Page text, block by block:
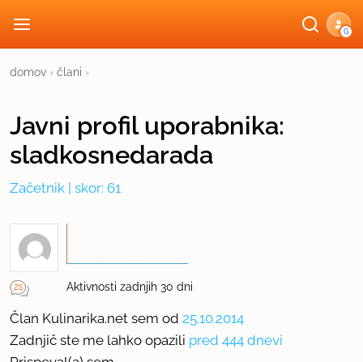
G
domov › člani ›
Javni profiluporabnika:
sladkosnedarada
Začetnik | skor: 61
Aktivnosti zadnjih 30 dni
Član Kulinarika.net sem od 25.10.2014
Zadnjič ste me lahko opazili pred 444 dnevi